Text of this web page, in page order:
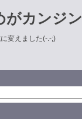
がカンジン
変えました(-.-;)